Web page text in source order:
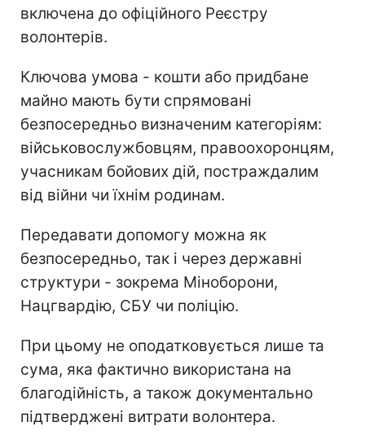
включена до офіційного Реєстру
волонтерів.
Ключова умова - кошти або придбане
майно мають бути спрямовані
безпосередньо визначеним категоріям:
військовослужбовцям, правоохоронцям,
учасникам бойових дій, постраждалим
від війни чи їхнім родинам.
Передавати допомогу можна як
безпосередньо, так і через державні
структури - зокрема Міноборони,
Нацгвардію, СБУ чи поліцію.
При цьому не оподатковується лише та
сума, яка фактично використана на
благодійність, а також документально
підтверджені витрати волонтера.